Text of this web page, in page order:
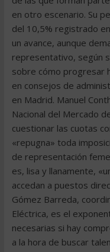
en otro escenario. Su
del 10,5% registrado
un avance, aunque
representativo, según
sobre cómo progresar
en consejos de
en Madrid. Manuel
Nacional del Mercado
cuestionar las cuotas
«repugna» toda
de representación
es, lisa y llanamente,
accedan a puestos
Gómez Barreda,
Eléctrica, es el
necesarias si hay
a la hora de buscar